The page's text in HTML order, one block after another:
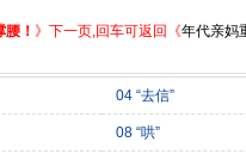
！ 》下一页,回车可返回《年代亲妈
04 “去信”
08 “哄”